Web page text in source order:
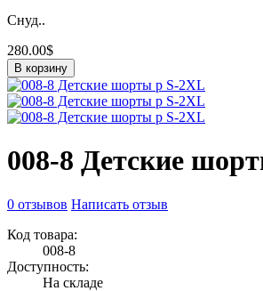
Снуд..
280.00$
В корзину
008-8 Детские
0 отзывов Написать отзыв
Код товара:
008-8
Доступность:
На складе